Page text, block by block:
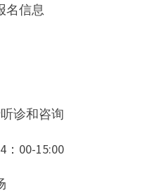
名信息
诊和咨询
：00-15:00